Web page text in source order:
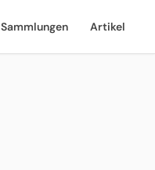
Sammlungen Artikel